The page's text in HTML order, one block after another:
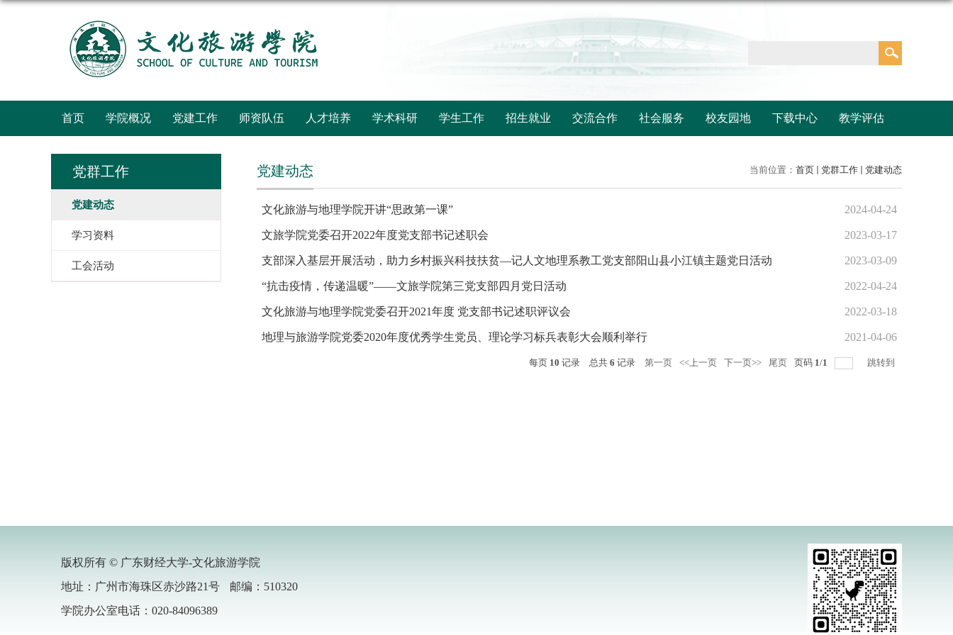
首页 学院概况 党建工作 师资队伍 人才培养 学术科研 学生工作 招生就业 交流合作 社会服务 校友园地 下载中心 教学评估
党群工作
党建动态
学习资料
工会活动
当前位置： 首页 党群工作 党建动态
党建动态
文化旅游与地理学院开讲“思政第一课” 2024-04-24
文旅学院党委召开2022年度党支部书记述职会 2023-03-17
支部深入基层开展活动，助力乡村振兴科技扶贫—记人文地理系教工党支部阳山县小江镇主题党日活动 2023-03-09
“抗击疫情，传递温暖”——文旅学院第三党支部四月党日活动 2022-04-24
文化旅游与地理学院党委召开2021年度 党支部书记述职评议会 2022-03-18
地理与旅游学院党委2020年度优秀学生党员、理论学习标兵表彰大会顺利举行 2021-04-06
每页 10 记录 总共 6 记录 第一页 <<上一页 下一页>> 尾页 页码 1/1 跳转到
版权所有 © 广东财经大学-文化旅游学院
地址：广州市海珠区赤沙路21号
邮编：510320
学院办公室电话：020-84096389